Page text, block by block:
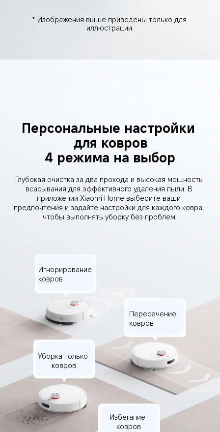
* Изображения выше приведены только для
иллюстрации.
Персональные настройки
для ковров
4 режима на выбор
Глубокая очистка за два прохода и высокая мощность
всасывания для эффективного удаления пыли. В
приложении Xiaomi Home выберите ваши
предпочтения и задайте настройки для каждого ковра,
чтобы выполнять уборку без проблем.
Игнорирование
ковров
Уборка только
ковров
Пересечение
ковров
Избегание
ковров